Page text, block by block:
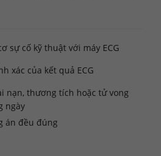
sự cố kỹ thuật với máy ECG
xác của kết quả ECG
nạn, thương tích hoặc tử vong
ngày
án đều đúng